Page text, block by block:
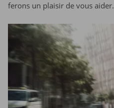
ferons un plaisir de vous aider.